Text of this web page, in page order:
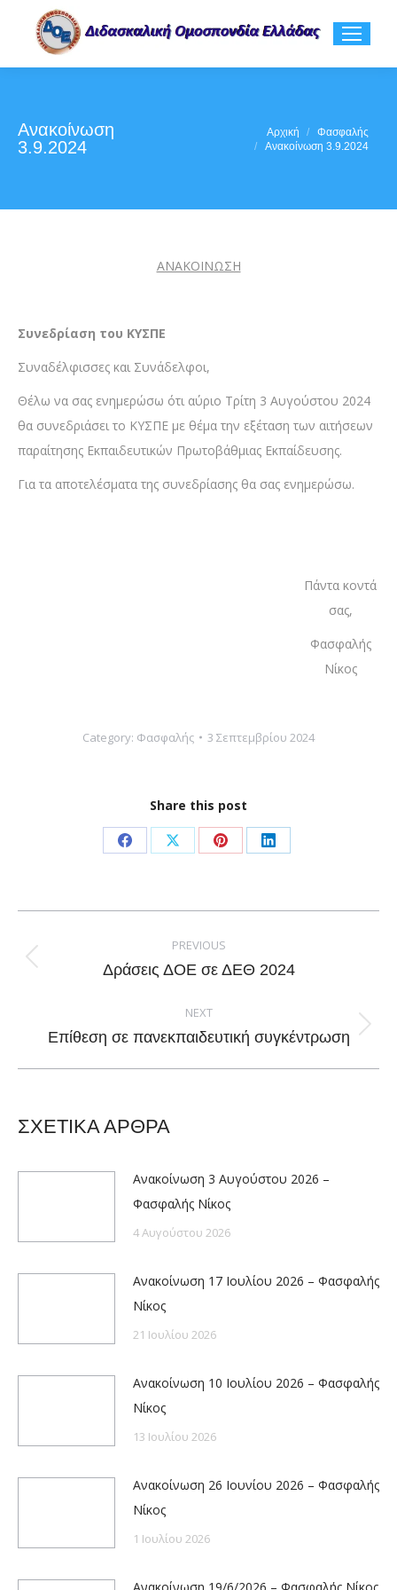
Ανακοίνωση
3.9.2024
Αρχική
Φασφαλής
Ανακοίνωση 3.9.2024
ΑΝΑΚΟΙΝΩΣΗ
Συνεδρίαση του ΚΥΣΠΕ
Συναδέλφισσες και Συνάδελφοι,
Θέλω να σας ενημερώσω ότι αύριο Τρίτη 3 Αυγούστου 2024
θα συνεδριάσει το ΚΥΣΠΕ με θέμα την εξέταση των αιτήσεων
παραίτησης Εκπαιδευτικών Πρωτοβάθμιας Εκπαίδευσης.
Για τα αποτελέσματα της συνεδρίασης θα σας ενημερώσω.
Πάντα κοντά
σας,
Φασφαλής
Νίκος
Category: Φασφαλής 3 Σεπτεμβρίου 2024
Share this post
Share
Facebook
Share
X
Share
Pinterest
Share
LinkedIn
navigation
PREVIOUS
Previous
Δράσεις ΔΟΕ σε ΔΕΘ 2024
NEXT
Next
Επίθεση σε πανεκπαιδευτική συγκέντρωση
ΣΧΕΤΙΚΑ ΑΡΘΡΑ
Ανακοίνωση 3 Αυγούστου 2026 –
Φασφαλής Νίκος
4 Αυγούστου 2026
Ανακοίνωση 17 Ιουλίου 2026 – Φασφαλής
Νίκος
21 Ιουλίου 2026
Ανακοίνωση 10 Ιουλίου 2026 – Φασφαλής
Νίκος
13 Ιουλίου 2026
Ανακοίνωση 26 Ιουνίου 2026 – Φασφαλής
Νίκος
1 Ιουλίου 2026